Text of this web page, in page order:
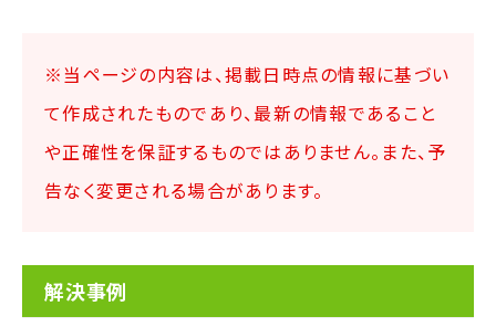
※当ページの内容は、掲載日時点の情報に基づい
て作成されたものであり、最新の情報であること
や正確性を保証するものではありません。また、予
告なく変更される場合があります。
解決事例